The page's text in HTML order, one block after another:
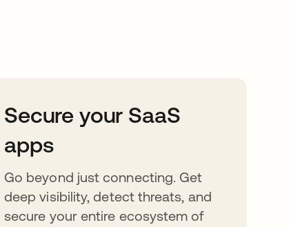
Secure your SaaS
apps
Go beyond just connecting. Get
deep visibility, detect threats, and
secure your entire ecosystem of